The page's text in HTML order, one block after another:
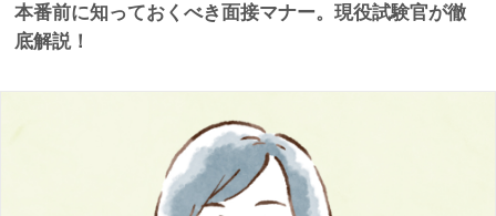
本番前に知っておくべき面接マナー。現役試験官が徹
底解説！